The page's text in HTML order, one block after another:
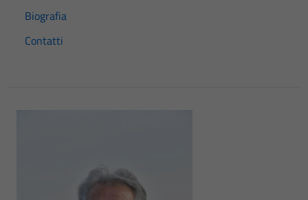
Biografia
Contatti